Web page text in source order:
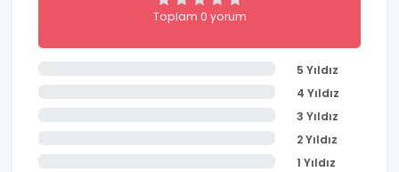
Toplam 0 yorum
5 Yıldız
4 Yıldız
3 Yıldız
2 Yıldız
1 Yıldız